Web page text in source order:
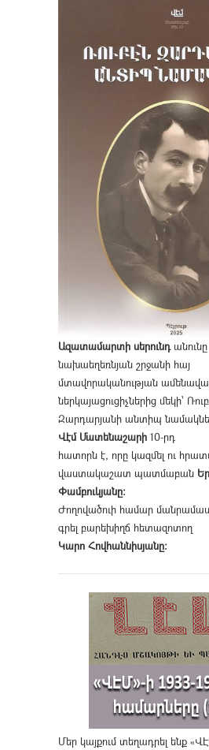
Ազատամարտի սերունդ
նախաեղեռնյան շրջանի հայ
մտավորականության
ներկայացուցիչներից մեկի՝
Զարդարյանի անտիպ
Վէմ Մատենաշարի 10-րդ
հատորն է, որը կազմել ու
վաստակաշատ պատմաբան
Փամբուկյանը։
Ժողովածուի համար
գրել բարեխիղճ հետազոտող
Կարո Հովհաննիսյանը։
Մեր կայքում տեղադրել ենք